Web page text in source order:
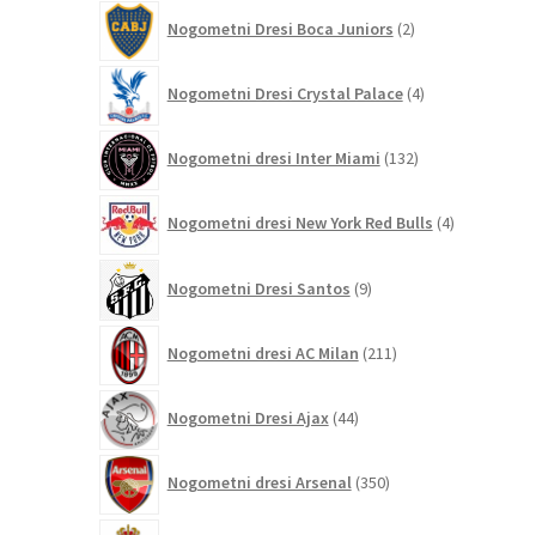
Nogometni Dresi Boca Juniors 2izdelka
Nogometni Dresi Crystal Palace 4izdelki
Nogometni dresi Inter Miami 132izdelkov
Nogometni dresi New York Red Bulls 4izdelki
Nogometni Dresi Santos 9izdelkov
Nogometni dresi AC Milan 211izdelkov
Nogometni Dresi Ajax 44izdelkov
Nogometni dresi Arsenal 350izdelkov